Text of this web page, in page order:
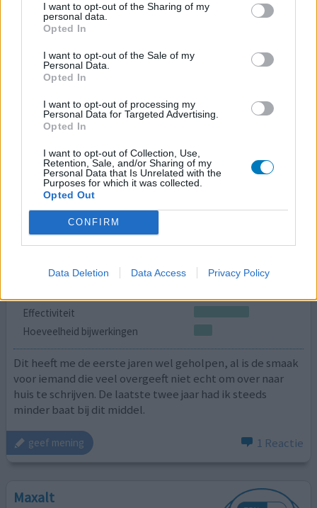
I want to opt-out of the Sharing of my
personal data.
Opted In
I want to opt-out of the Sale of my
Personal Data.
Opted In
I want to opt-out of processing my
Personal Data for Targeted Advertising.
Opted In
I want to opt-out of Collection, Use,
Retention, Sale, and/or Sharing of my
Personal Data that Is Unrelated with the
Purposes for which it was collected.
Opted Out
CONFIRM
Data Deletion Data Access Privacy Policy
Hoeveelheid bijwerkingen
en ook nog eens heftiger werden (met aura, overgeven
enz.), kreeg ik van de huisarts Maxalt. Wat een
opluchting!! In plaats van drie dagen kotsziek kon ik na
één dag weer redelijk normaal functioneren. Ik kreeg
smelttabletten, dit zou makkelijker in te nemen zijn bij
de misselijkheid. Maar ik vond de smelttablet zó vie
meer...]
geef mening
Maxalt
rizatriptan
Effectiviteit
Hoeveelheid bijwerkingen
Dit heeft me de eerste jaren wel geholpen, al is de smaak
voor iemand die veel overgeeft niet echt om over naar
huis te schrijven. De laatste twee jaar had ik steeds
minder baat bij dit middel.
geef mening 1 Reactie
Maxalt